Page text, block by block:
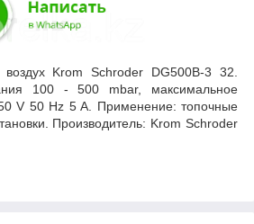
Krom Schroder DG500B-3 32.
100 - 500 mbar, максимальное
V 50 Hz 5 A. Применение: топочные
Производитель: Krom Schroder